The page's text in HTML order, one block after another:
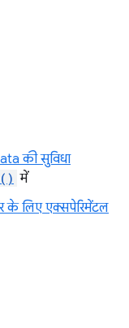
की सुविधा
में
के लिए एक्सपेरिमेंटल